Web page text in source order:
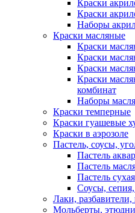
Краски
Краски
Наборы
Краски масляные
Краски
Краски
Краски
Краски
комбинат
Наборы
Краски темперные
Краски гуашевые
Краски в аэрозоле
Пастель, соусы,
Пастель
Пастель
Пастель сухая
Соусы,
Лаки, разбавители,
Мольберты,